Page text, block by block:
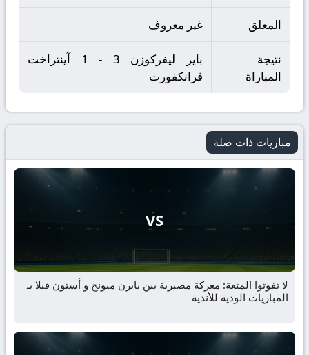
المعلق غير معروف
نتيجة
المباراة
باير ليفركوزن 3 - 1 آينتراخت
فرانكفورت
مباريات ذات صلة
VS
لا تفوتوا المتعة: معركة مصيرية بين بايرن ميونخ و أستون فيلا بـ
المباريات الودية للأندية